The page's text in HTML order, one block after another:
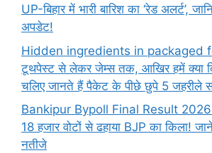
UP-बिहार में भारी बारिश का ‘रेड अलर्ट’,
अपडेट!
Hidden ingredients in packaged
टूथपेस्ट से लेकर जेम्स तक, आखिर हमें क्या
चलिए जानते हैं पैकेट के पीछे छुपे 5 जहरीले
Bankipur Bypoll Final Result 2026:
18 हजार वोटों से ढहाया BJP का किला!
नतीजे